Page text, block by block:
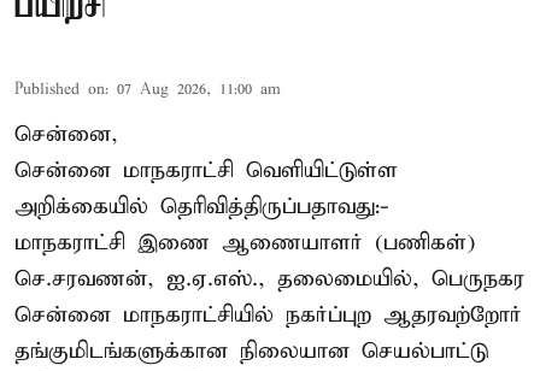
Published on: 07 Aug 2026, 11:00 am
சென்னை,
சென்னை மாநகராட்சி வெளியிட்டுள்ள
அறிக்கையில் தெரிவித்திருப்பதாவது:-
மாநகராட்சி இணை ஆணையாளர் (பணிகள்)
செ.சரவணன், ஐ.ஏ.எஸ்., தலைமையில், பெருநகர
சென்னை மாநகராட்சியில் நகர்ப்புற ஆதரவற்றோர்
தங்குமிடங்களுக்கான நிலையான செயல்பாட்டு